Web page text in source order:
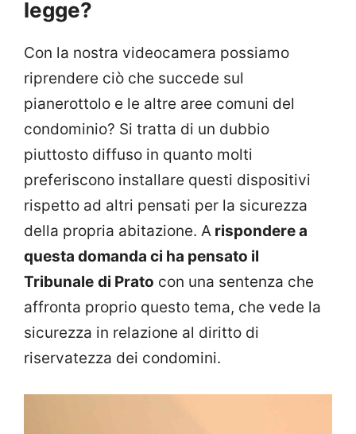
legge?
Con la nostra videocamera possiamo
riprendere ciò che succede sul
pianerottolo e le altre aree comuni del
condominio? Si tratta di un dubbio
piuttosto diffuso in quanto molti
preferiscono installare questi dispositivi
rispetto ad altri pensati per la sicurezza
della propria abitazione. A rispondere a
questa domanda ci ha pensato il
Tribunale di Prato con una sentenza che
affronta proprio questo tema, che vede la
sicurezza in relazione al diritto di
riservatezza dei condomini.